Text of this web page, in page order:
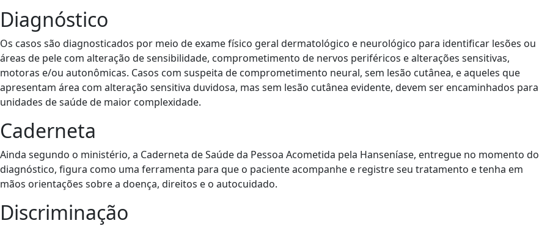
Diagnóstico
Os casos são diagnosticados por meio de exame físico geral dermatológico e neurológico para identificar lesões ou
áreas de pele com alteração de sensibilidade, comprometimento de nervos periféricos e alterações sensitivas,
motoras e/ou autonômicas. Casos com suspeita de comprometimento neural, sem lesão cutânea, e aqueles que
apresentam área com alteração sensitiva duvidosa, mas sem lesão cutânea evidente, devem ser encaminhados para
unidades de saúde de maior complexidade.
Caderneta
Ainda segundo o ministério, a Caderneta de Saúde da Pessoa Acometida pela Hanseníase, entregue no momento do
diagnóstico, figura como uma ferramenta para que o paciente acompanhe e registre seu tratamento e tenha em
mãos orientações sobre a doença, direitos e o autocuidado.
Discriminação